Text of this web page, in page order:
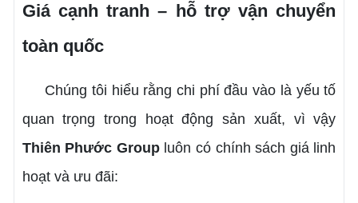
Giá cạnh tranh – hỗ trợ vận chuyển
toàn quốc
Chúng tôi hiểu rằng chi phí đầu vào là yếu tố
quan trọng trong hoạt động sản xuất, vì vậy
Thiên Phước Groupluôn có chính sách giá linh
hoạt và ưu đãi: